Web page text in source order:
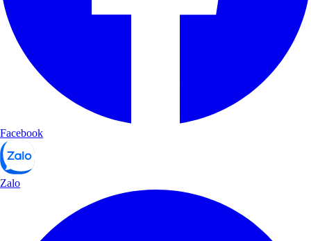
Facebook
Zalo